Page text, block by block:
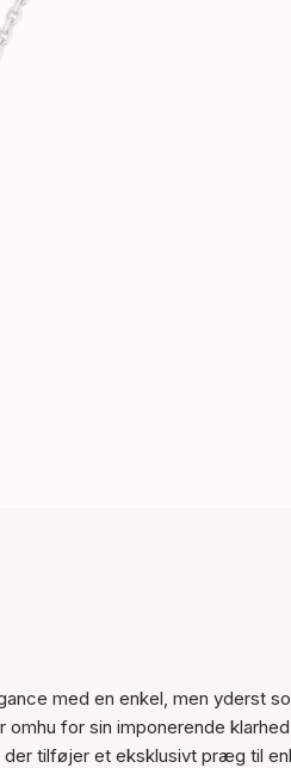
Varen er tilføjet til kurven
med en enkel, men yderst
for sin imponerende
tilføjer et eksklusivt præg til